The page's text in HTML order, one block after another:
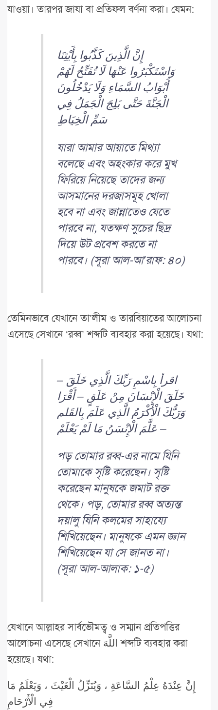
যাওয়া। তারপর জাযা বা প্রতিফল বর্ণনা করা। যেমন:
إِنَّ الَّذِينَ كَذَّبُوا بِأَيْتِنَا
وَاسْتَكْبَرُوا عَنْهَا لَا تُفَتِّحُ لَهُمْ
أَبْوَابُ السَّمَاءِ وَلَا يَدْخُلُونَ
الْجَنَّةَ حَتَّى بَلِجَ الْجَمَلُ فِي
سَمِّ الْخِيَاطِ
যারা আমার আয়াতে মিথ্যা
বলেছে এবং অহংকার করে মুখ
ফিরিয়ে নিয়েছে তাদের জন্য
আসমানের দরজাসমূহ খোলা
হবে না এবং জান্নাতেও যেতে
পারবে না, যতক্ষণ সুচের ছিদ্র
দিয়ে উট প্রবেশ করতে না
পারবে। (সূরা আল-আ’রাফ: ৪০)
তেমিনভাবে যেখানে তা’লীম ও তারবিয়াতের আলোচনা
এসেছে সেখানে ‘রব্ব’ শব্দটি ব্যবহার করা হয়েছে। যথা:
اقرأ بِاسْمِ رَبِّكَ الَّذِي خَلَقَ –
خَلَقَ الْإِنْسَانَ مِنْ عَلَقٍ – أَقْرَا
وَرَبُّكَ الْأَكْرَمُ الَّذِي عَلَمَ بِالقَلم
– عَلَّمَ الْإِنْسَنُ مَا لَمْ يَعْلَمْ
পড় তোমার রব্ব-এর নামে যিনি
তোমাকে সৃষ্টি করেছেন। সৃষ্টি
করেছেন মানুষকে জমাট রক্ত
থেকে। পড়, তোমার রব্ব অত্যন্ত
দয়ালু যিনি কলমের সাহায্যে
শিখিয়েছেন। মানুষকে এমন জ্ঞান
শিখিয়েছেন যা সে জানত না।
(সূরা আল-আলাক: ১-৫)
যেখানে আল্লাহর সার্বভৌমত্ব ও সম্মান প্রতিপত্তির
আলোচনা এসেছে সেখানে اللَّهَ শব্দটি ব্যবহার করা
হয়েছে। যথা:
إِنَّ عِنْدَهُ عِلْمُ السَّاعَةِ ، وَيُنَزِّلُ الْغَيْثَ ، وَيَعْلَمُ مَا
فِي الْأَرْحَامِ